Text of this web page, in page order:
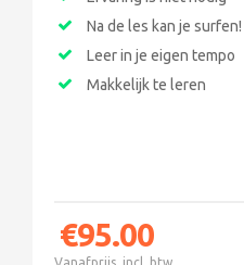
Na de les kan je surfen!
Leer in je eigen tempo
Makkelijk te leren
€95.00